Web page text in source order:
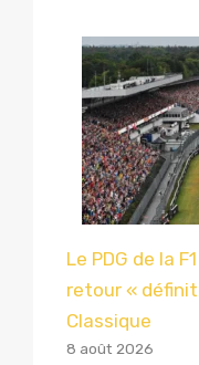
Le PDG de la
retour «
Classique
8 août 2026